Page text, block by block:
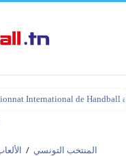
International de Handball
et liste des joueurs
المنتخب التونسي /